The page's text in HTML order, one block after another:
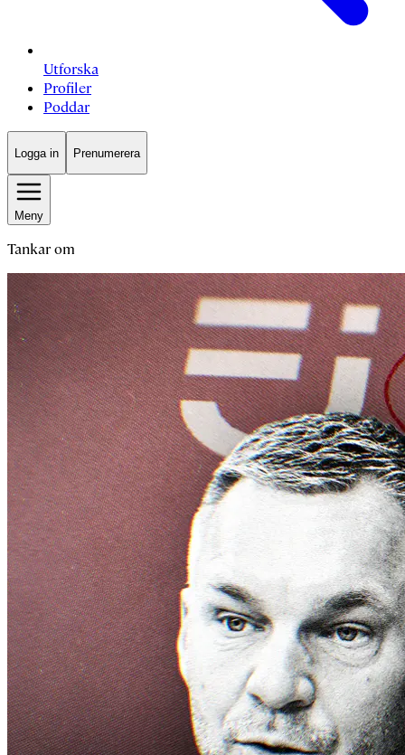
Utforska
Profiler
Poddar
Logga in Prenumerera
Meny
Tankar om